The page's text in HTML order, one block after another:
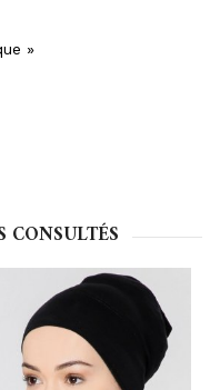
»
CONSULTÉS